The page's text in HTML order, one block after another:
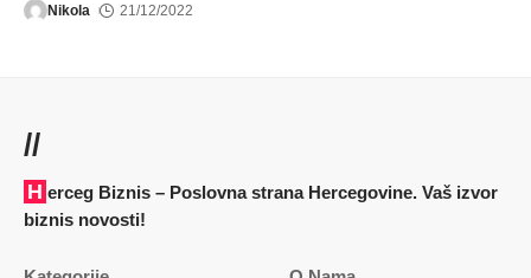
Nikola 21/12/2022
//
Herceg Biznis – Poslovna strana Hercegovine. Vaš izvor
biznis novosti!